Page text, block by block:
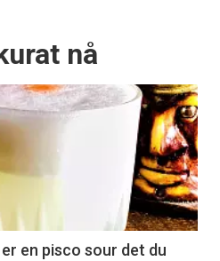
nå
en pisco sour det du